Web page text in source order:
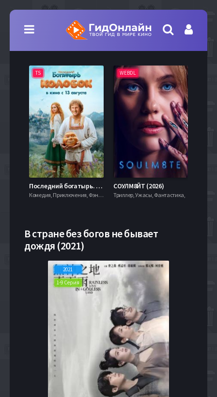
TS
Последний богатырь. Колобок (2026)
Комедия, Приключения, Фэнтези,
WEBDL
СОУЛМ8ЙТ (2026)
Триллер, Ужасы, Фантастика,
В стране без богов не бывает
дождя (2021)
2021
1-9 Серия